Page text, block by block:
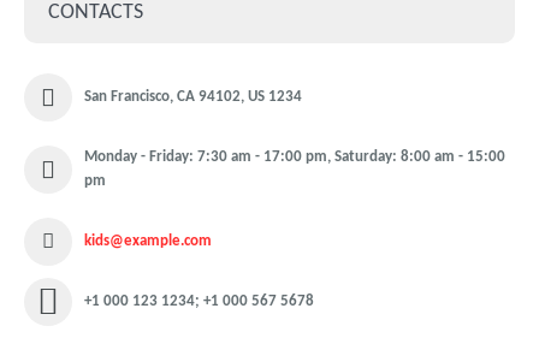
CONTACTS
San Francisco, CA 94102, US 1234
Monday - Friday: 7:30 am - 17:00 pm, Saturday: 8:00 am - 15:00
pm
kids@example.com
+1 000 123 1234; +1 000 567 5678